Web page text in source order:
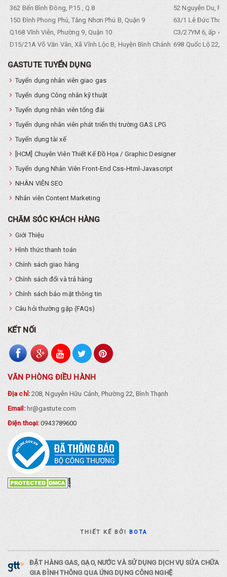
362 Bến Bình Đông, P.15 , Q.8
52 Nguyễn Du,
150 Đình Phong Phú, Tăng Nhơn Phú B, Quận 9
63/1 Lê Đức Thọ,
Q168 Vĩnh Viễn, Phường 9, Quận 10
C3/27YM 6, ấp 4,
D15/21A Võ Văn Vân, Xã Vĩnh Lộc B, Huyện Bình Chánh 698 Quốc Lộ 22,
GASTUTE TUYỂN DỤNG
Tuyển dụng nhân viên giao gas
Tuyển dụng Công nhân kỹ thuật
Tuyển dụng nhân viên tổng đài
Tuyển dụng nhân viên phát triển thị trường GAS LPG
Tuyển dụng tài xế
[HCM] Chuyên Viên Thiết Kế Đồ Họa / Graphic Designer
Tuyển dụng Nhân Viên Front-End Css-Html-Javascript
NHÂN VIÊN SEO
Nhân viên Content Marketing
CHĂM SÓC KHÁCH HÀNG
Giới Thiệu
Hình thức thanh toán
Chính sách giao hàng
Chính sách đổi và trả hàng
Chính sách bảo mật thông tin
Câu hỏi thường gặp (FAQs)
KẾT NỐI
VĂN PHÒNG ĐIỀU HÀNH
Địa chỉ:208, Nguyễn Hữu Cảnh, Phường 22, Bình Thạnh
Email: hr@gastute.com
Điện thoại:0943789600
THIẾT KẾ BỞIBOTA
ĐẶT HÀNG GAS, GẠO, NƯỚC VÀ SỬ DỤNG DỊCH VỤ SỬA CHỮA
GIA ĐÌNH THÔNG QUA ỨNG DỤNG CÔNG NGHỆ